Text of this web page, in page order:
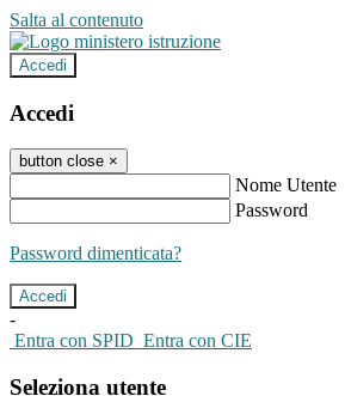
Salta al contenuto
Accedi
Accedi
button close ×
Nome Utente
Password
Password dimenticata?
-
Entra con SPID Entra con CIE
Seleziona utente